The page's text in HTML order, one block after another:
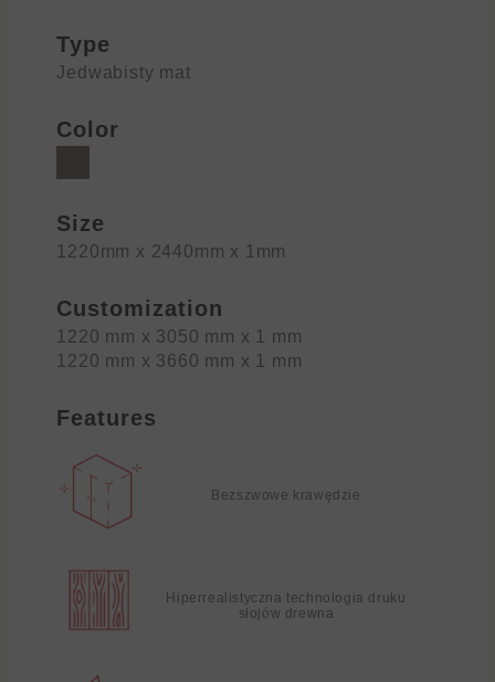
Type
Jedwabisty mat
Color
Size
1220mm x 2440mm x 1mm
Customization
1220 mm x 3050 mm x 1 mm
1220 mm x 3660 mm x 1 mm
Features
Bezszwowe krawędzie
Hiperrealistyczna technologia druku
słojów drewna